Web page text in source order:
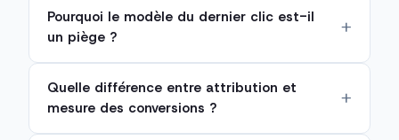
Pourquoi le modèle du dernier clic est-il
un piège ?
Quelle différence entre attribution et
mesure des conversions ?